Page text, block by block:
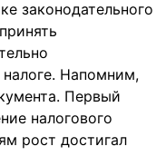
законодательного
Напомним,
Первый
налогового
рост достигал